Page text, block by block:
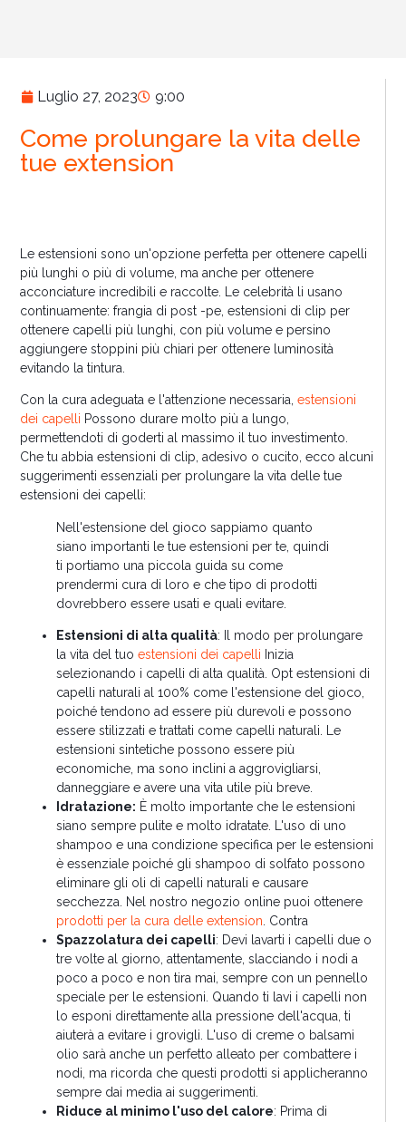
Luglio 27, 2023 9:00
Come prolungare la vita delle
tue extension
Le estensioni sono un'opzione perfetta per ottenere capelli
più lunghi o più di volume, ma anche per ottenere
acconciature incredibili e raccolte. Le celebrità li usano
continuamente: frangia di post -pe, estensioni di clip per
ottenere capelli più lunghi, con più volume e persino
aggiungere stoppini più chiari per ottenere luminosità
evitando la tintura.
Con la cura adeguata e l'attenzione necessaria,estensioni
dei capelli Possono durare molto più a lungo,
permettendoti di goderti al massimo il tuo investimento.
Che tu abbia estensioni di clip, adesivo o cucito, ecco alcuni
suggerimenti essenziali per prolungare la vita delle tue
estensioni dei capelli:
Nell'estensione del gioco sappiamo quanto
siano importanti le tue estensioni per te, quindi
ti portiamo una piccola guida su come
prendermi cura di loro e che tipo di prodotti
dovrebbero essere usati e quali evitare.
Estensioni di alta qualità: Il modo per prolungare
la vita del tuoestensioni dei capelli Inizia
selezionando i capelli di alta qualità. Opt estensioni di
capelli naturali al 100% come l'estensione del gioco,
poiché tendono ad essere più durevoli e possono
essere stilizzati e trattati come capelli naturali. Le
estensioni sintetiche possono essere più
economiche, ma sono inclini a aggrovigliarsi,
danneggiare e avere una vita utile più breve.
Idratazione: È molto importante che le estensioni
siano sempre pulite e molto idratate. L'uso di uno
shampoo e una condizione specifica per le estensioni
è essenziale poiché gli shampoo di solfato possono
eliminare gli oli di capelli naturali e causare
secchezza. Nel nostro negozio online puoi ottenere
prodotti per la cura delle extension . Contra
Spazzolatura dei capelli: Devi lavarti i capelli due o
tre volte al giorno, attentamente, slacciando i nodi a
poco a poco e non tira mai, sempre con un pennello
speciale per le estensioni. Quando ti lavi i capelli non
lo esponi direttamente alla pressione dell'acqua, ti
aiuterà a evitare i grovigli. L'uso di creme o balsami
olio sarà anche un perfetto alleato per combattere i
nodi, ma ricorda che questi prodotti si applicheranno
sempre dai media ai suggerimenti.
Riduce al minimo l'uso del calore: Prima di